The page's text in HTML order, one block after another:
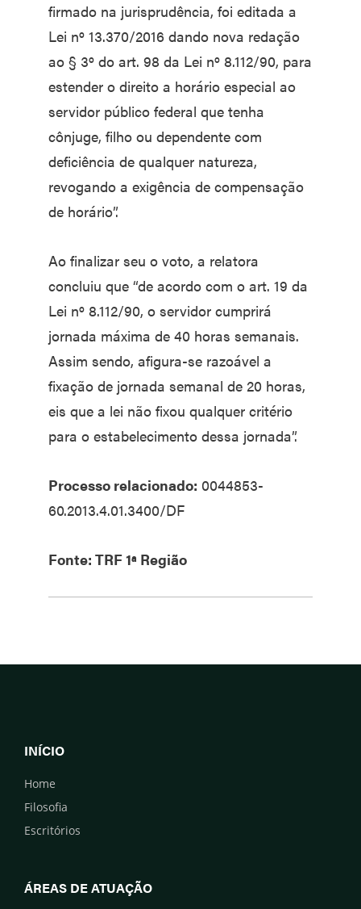
firmado na jurisprudência, foi editada a
Lei nº 13.370/2016 dando nova redação
ao § 3º do art. 98 da Lei nº 8.112/90, para
estender o direito a horário especial ao
servidor público federal que tenha
cônjuge, filho ou dependente com
deficiência de qualquer natureza,
revogando a exigência de compensação
de horário”.
Ao finalizar seu o voto, a relatora
concluiu que “de acordo com o art. 19 da
Lei nº 8.112/90, o servidor cumprirá
jornada máxima de 40 horas semanais.
Assim sendo, afigura-se razoável a
fixação de jornada semanal de 20 horas,
eis que a lei não fixou qualquer critério
para o estabelecimento dessa jornada”.
Processo relacionado: 0044853-
60.2013.4.01.3400/DF
Fonte: TRF 1ª Região
INÍCIO
Home
Filosofia
Escritórios
ÁREAS DE ATUAÇÃO